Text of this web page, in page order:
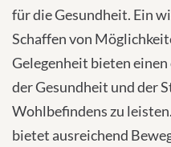
für die Gesundheit. Ein
Schaffen von
Gelegenheit bieten
der Gesundheit und der
Wohlbefindens zu
bietet ausreichend